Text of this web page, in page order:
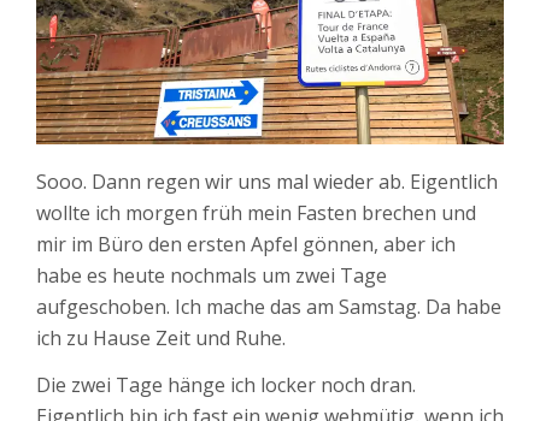
Sooo. Dann regen wir uns mal wieder ab. Eigentlich
wollte ich morgen früh mein Fasten brechen und
mir im Büro den ersten Apfel gönnen, aber ich
habe es heute nochmals um zwei Tage
aufgeschoben. Ich mache das am Samstag. Da habe
ich zu Hause Zeit und Ruhe.
Die zwei Tage hänge ich locker noch dran.